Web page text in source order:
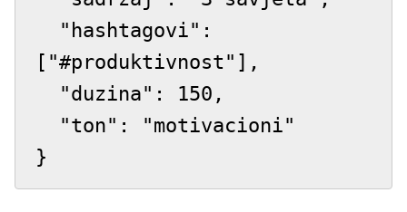
["#produktivnost"],
}